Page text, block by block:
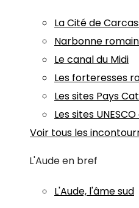
La Cité de
Narbonne
Le canal du Midi
Les forteresses
Les sites Pays
Les sites
Voir tous les
L'Aude en bref
L'Aude, l'âme sud